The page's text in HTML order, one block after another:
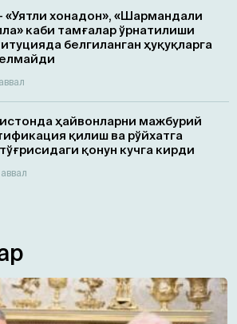
хонадон», «Шармандали
каби тамғалар ўрнатилиши
белгиланган ҳуқуқларга
ҳайвонларни мажбурий
қилиш ва рўйхатга
қонун кучга кирди